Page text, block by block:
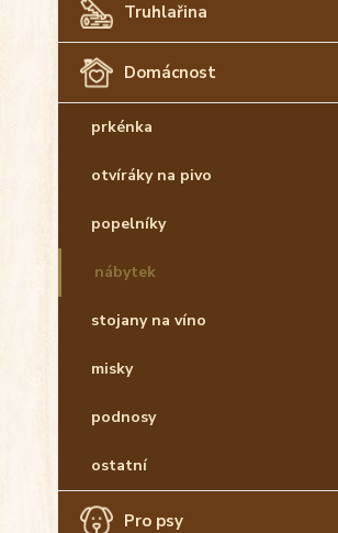
Truhlařina
Domácnost
prkénka
otvíráky na pivo
popelníky
nábytek
stojany na víno
misky
podnosy
ostatní
Pro psy